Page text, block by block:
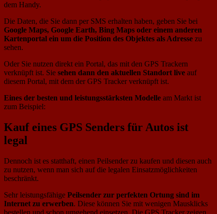
dem Handy.
Die Daten, die Sie dann per SMS erhalten haben, geben Sie bei
Google Maps, Google Earth, Bing Maps oder einem anderen
Kartenportal ein um die Position des Objektes als Adresse zu
sehen.
Oder Sie nutzen direkt ein Portal, das mit den GPS Trackern
verknüpft ist. Sie sehen dann den aktuellen Standort live auf
diesem Portal, mit dem der GPS Tracker verknüpft ist.
Eines der besten und leistungsstärksten Modelle am Markt ist
zum Beispiel:
Kauf eines GPS Senders für Autos ist
legal
Dennoch ist es statthaft, einen Peilsender zu kaufen und diesen auch
zu nutzen, wenn man sich auf die legalen Einsatzmöglichkeiten
beschränkt.
Sehr leistungsfähige Peilsender zur perfekten Ortung sind im
Internet zu erwerben. Diese können Sie mit wenigen Mausklicks
bestellen und schon umgehend einsetzen. Die GPS Tracker zeigen